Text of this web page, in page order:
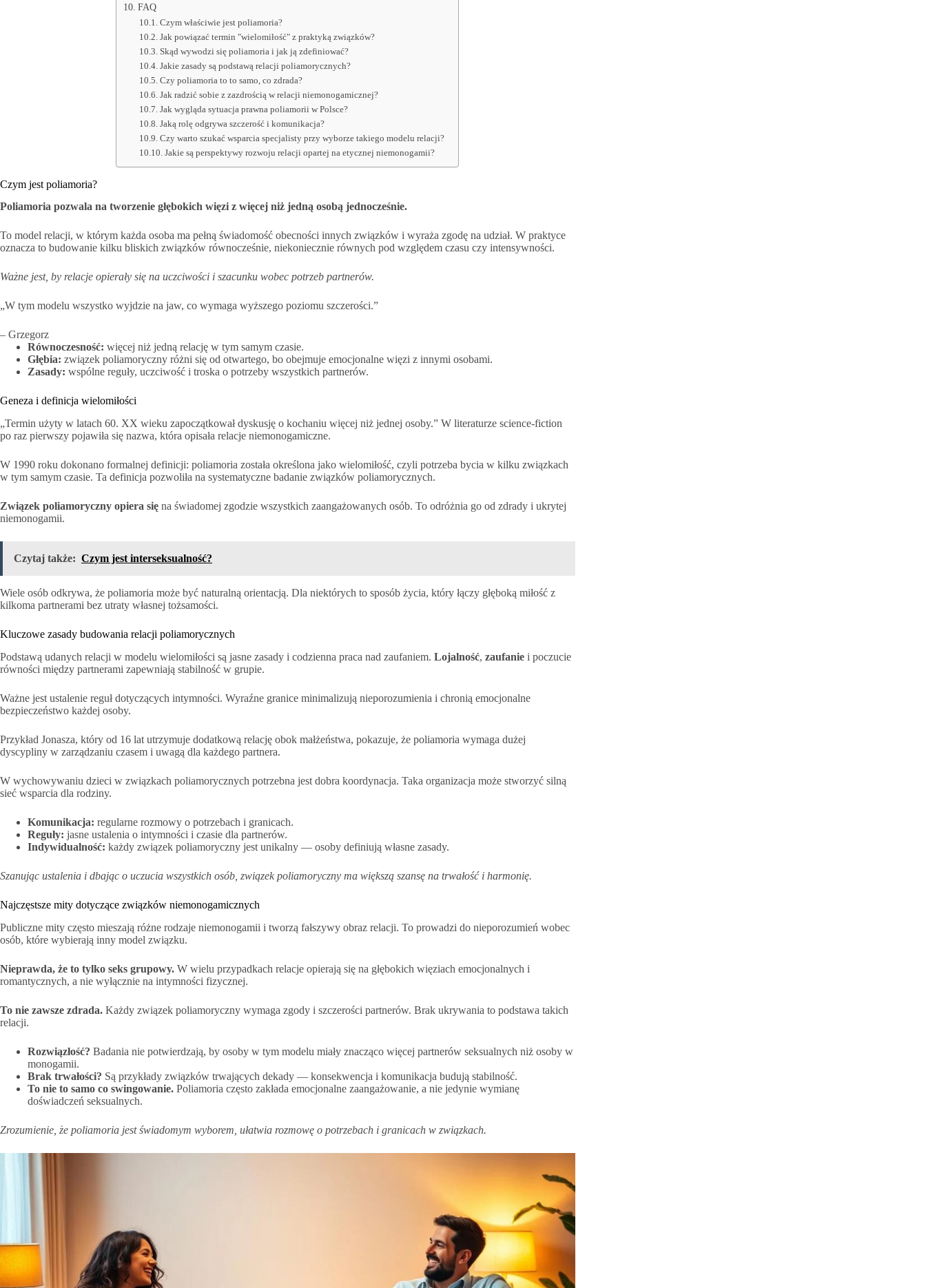
FAQ
Czym właściwie jest poliamoria?
Jak powiązać termin "wielomiłość" z praktyką związków?
Skąd wywodzi się poliamoria i jak ją zdefiniować?
Jakie zasady są podstawą relacji poliamorycznych?
Czy poliamoria to to samo, co zdrada?
Jak radzić sobie z zazdrością w relacji niemonogamicznej?
Jak wygląda sytuacja prawna poliamorii w Polsce?
Jaką rolę odgrywa szczerość i komunikacja?
Czy warto szukać wsparcia specjalisty przy wyborze takiego modelu relacji?
Jakie są perspektywy rozwoju relacji opartej na etycznej niemonogamii?
Czym jest poliamoria?
Poliamoria pozwala na tworzenie głębokich więzi z więcej niż jedną osobą jednocześnie.
To model relacji, w którym każda osoba ma pełną świadomość obecności innych związków i wyraża zgodę na udział. W praktyce
oznacza to budowanie kilku bliskich związków równocześnie, niekoniecznie równych pod względem czasu czy intensywności.
Ważne jest, by relacje opierały się na uczciwości i szacunku wobec potrzeb partnerów.
„W tym modelu wszystko wyjdzie na jaw, co wymaga wyższego poziomu szczerości.”
– Grzegorz
Równoczesność: więcej niż jedną relację w tym samym czasie.
Głębia: związek poliamoryczny różni się od otwartego, bo obejmuje emocjonalne więzi z innymi osobami.
Zasady: wspólne reguły, uczciwość i troska o potrzeby wszystkich partnerów.
Geneza i definicja wielomiłości
„Termin użyty w latach 60. XX wieku zapoczątkował dyskusję o kochaniu więcej niż jednej osoby.” W literaturze science‑fiction
po raz pierwszy pojawiła się nazwa, która opisała relacje niemonogamiczne.
W 1990 roku dokonano formalnej definicji: poliamoria została określona jako wielomiłość, czyli potrzeba bycia w kilku związkach
w tym samym czasie. Ta definicja pozwoliła na systematyczne badanie związków poliamorycznych.
Związek poliamoryczny opiera się na świadomej zgodzie wszystkich zaangażowanych osób. To odróżnia go od zdrady i ukrytej
niemonogamii.
Czytaj także: Czym jest interseksualność?
Wiele osób odkrywa, że poliamoria może być naturalną orientacją. Dla niektórych to sposób życia, który łączy głęboką miłość z
kilkoma partnerami bez utraty własnej tożsamości.
Kluczowe zasady budowania relacji poliamorycznych
Podstawą udanych relacji w modelu wielomiłości są jasne zasady i codzienna praca nad zaufaniem. Lojalność, zaufanie i poczucie
równości między partnerami zapewniają stabilność w grupie.
Ważne jest ustalenie reguł dotyczących intymności. Wyraźne granice minimalizują nieporozumienia i chronią emocjonalne
bezpieczeństwo każdej osoby.
Przykład Jonasza, który od 16 lat utrzymuje dodatkową relację obok małżeństwa, pokazuje, że poliamoria wymaga dużej
dyscypliny w zarządzaniu czasem i uwagą dla każdego partnera.
W wychowywaniu dzieci w związkach poliamorycznych potrzebna jest dobra koordynacja. Taka organizacja może stworzyć silną
sieć wsparcia dla rodziny.
Komunikacja: regularne rozmowy o potrzebach i granicach.
Reguły: jasne ustalenia o intymności i czasie dla partnerów.
Indywidualność: każdy związek poliamoryczny jest unikalny — osoby definiują własne zasady.
Szanując ustalenia i dbając o uczucia wszystkich osób, związek poliamoryczny ma większą szansę na trwałość i harmonię.
Najczęstsze mity dotyczące związków niemonogamicznych
Publiczne mity często mieszają różne rodzaje niemonogamii i tworzą fałszywy obraz relacji. To prowadzi do nieporozumień wobec
osób, które wybierają inny model związku.
Nieprawda, że to tylko seks grupowy. W wielu przypadkach relacje opierają się na głębokich więziach emocjonalnych i
romantycznych, a nie wyłącznie na intymności fizycznej.
To nie zawsze zdrada. Każdy związek poliamoryczny wymaga zgody i szczerości partnerów. Brak ukrywania to podstawa takich
relacji.
Rozwiązłość? Badania nie potwierdzają, by osoby w tym modelu miały znacząco więcej partnerów seksualnych niż osoby w
monogamii.
Brak trwałości? Są przykłady związków trwających dekady — konsekwencja i komunikacja budują stabilność.
To nie to samo co swingowanie. Poliamoria często zakłada emocjonalne zaangażowanie, a nie jedynie wymianę
doświadczeń seksualnych.
Zrozumienie, że poliamoria jest świadomym wyborem, ułatwia rozmowę o potrzebach i granicach w związkach.